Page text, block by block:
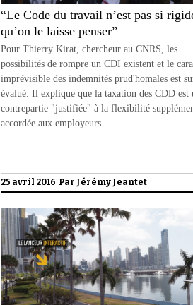
“Le Code du travail n’est pas si
qu’on le laisse penser”
Pour Thierry Kirat, chercheur au CNRS, les
possibilités de rompre un CDI existent et le
imprévisible des indemnités prud'homales est
évalué. Il explique que la taxation des CDD est
contrepartie "justifiée" à la flexibilité
accordée aux employeurs.
25 avril 2016 Par Jérémy Jeantet